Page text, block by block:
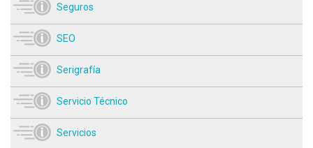
Seguros
SEO
Serigrafía
Servicio Técnico
Servicios